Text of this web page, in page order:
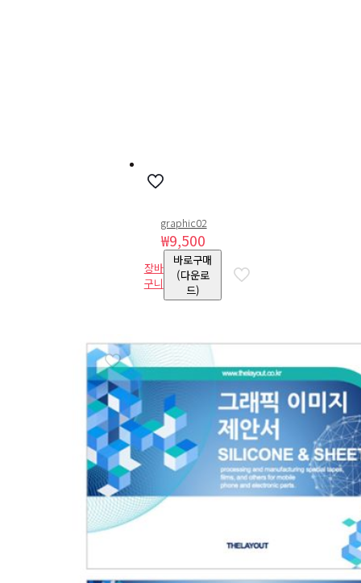
graphic02
₩9,500
장바
구니
바로구매
(다운로
드)